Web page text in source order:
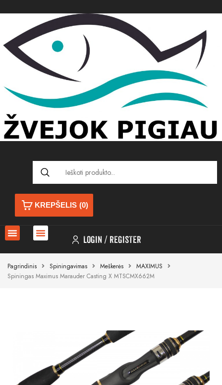
KREPŠELIS (0)
LOGIN REGISTER
Pagrindinis Spiningavimas Meškerės
MAXIMUS
Spiningas Maximus Marauder Casting X MTSCMX662M